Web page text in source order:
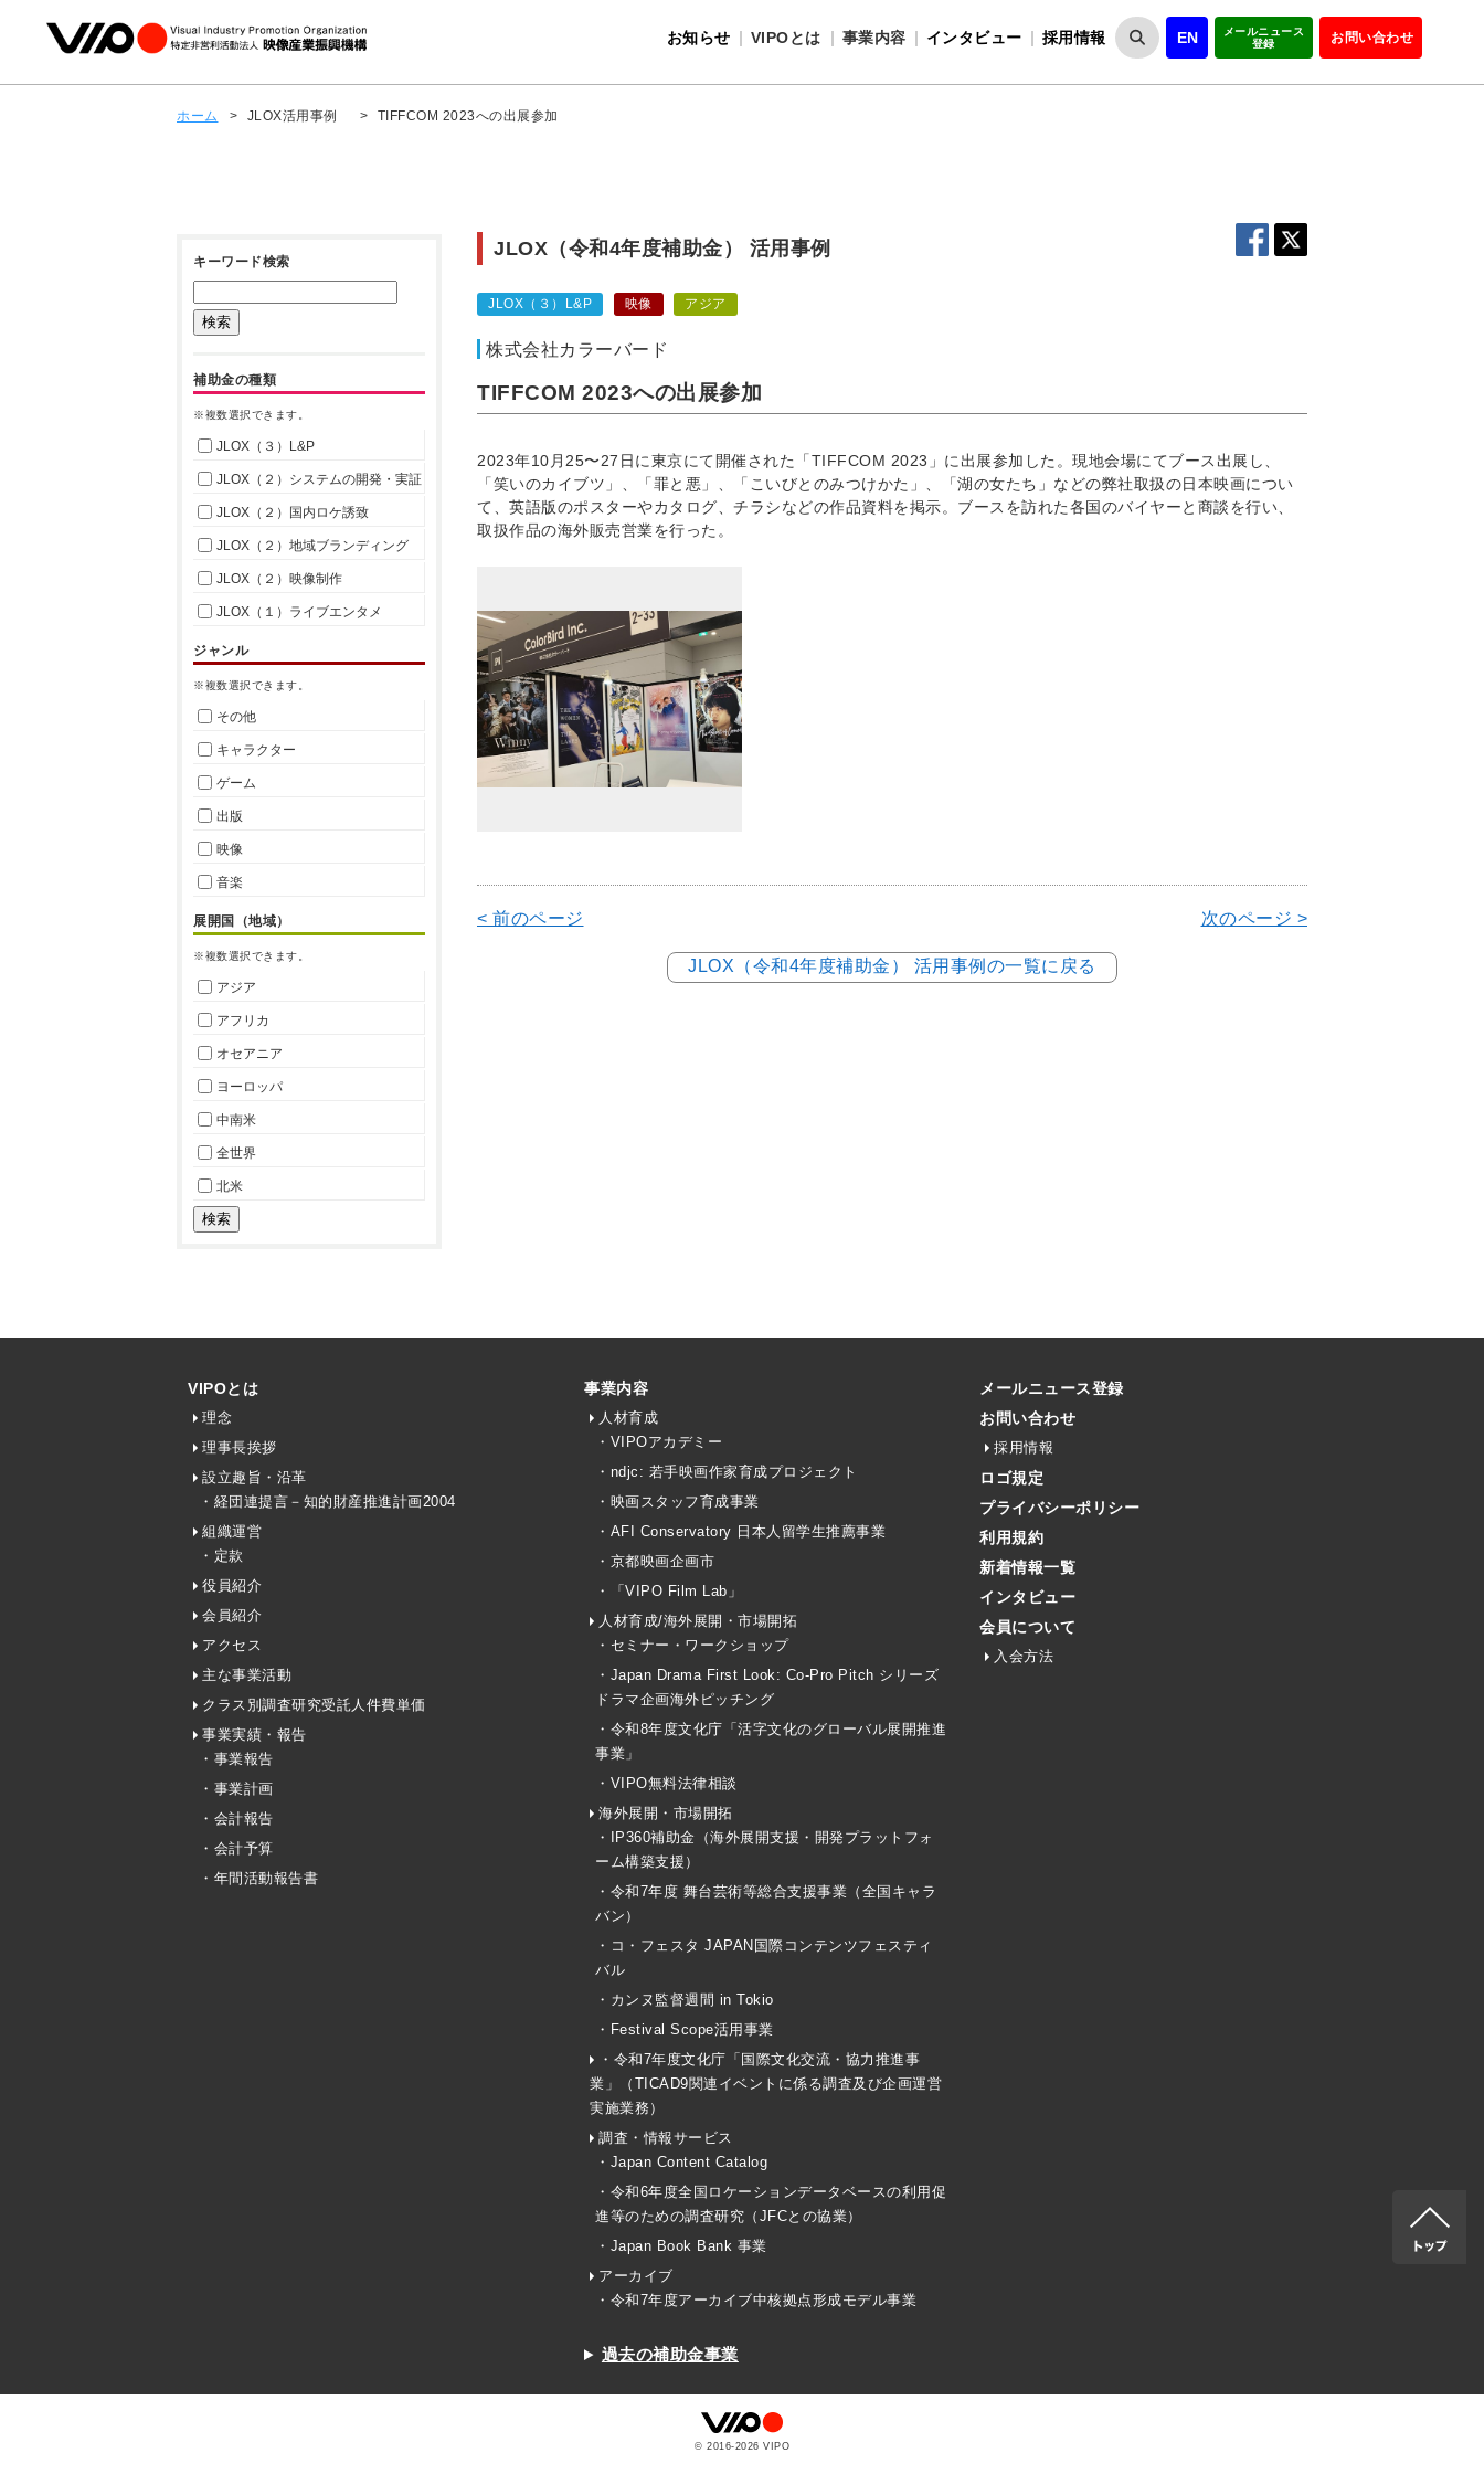
お知らせ VIPOとは
VIPOとは
事業内容
インタビュー 採用情報 EN
メールニュース
登録
お問い合わせ
ホーム > JLOX活用事例 > TIFFCOM 2023への出展参加
JLOX（令和4年度補助金） 活用事例
JLOX（３）L&P 映像 アジア
株式会社カラーバード
TIFFCOM 2023への出展参加
2023年10月25〜27日に東京にて開催された「TIFFCOM 2023」に出展参加した。現地会場にてブース出展し、
「笑いのカイブツ」、「罪と悪」、「こいびとのみつけかた」、「湖の女たち」などの弊社取扱の日本映画につい
て、英語版のポスターやカタログ、チラシなどの作品資料を掲示。ブースを訪れた各国のバイヤーと商談を行い、
取扱作品の海外販売営業を行った。
< 前のページ 次のページ >
JLOX（令和4年度補助金） 活用事例の一覧に戻る
キーワード検索
補助金の種類
※複数選択できます。
JLOX（３）L&P
JLOX（２）システムの開発・実証
JLOX（２）国内ロケ誘致
JLOX（２）地域ブランディング
JLOX（２）映像制作
JLOX（１）ライブエンタメ
ジャンル
※複数選択できます。
その他
キャラクター
ゲーム
出版
映像
音楽
展開国（地域）
※複数選択できます。
アジア
アフリカ
オセアニア
ヨーロッパ
中南米
全世界
北米
VIPOとは
理念
理事長挨拶
設立趣旨・沿革
・経団連提言－知的財産推進計画2004
組織運営
・定款
役員紹介
会員紹介
アクセス
主な事業活動
クラス別調査研究受託人件費単価
事業実績・報告
・事業報告
・事業計画
・会計報告
・会計予算
・年間活動報告書
事業内容
人材育成
・VIPOアカデミー
・ndjc: 若手映画作家育成プロジェクト
・映画スタッフ育成事業
・AFI Conservatory 日本人留学生推薦事業
・京都映画企画市
・「VIPO Film Lab」
人材育成/海外展開・市場開拓
・セミナー・ワークショップ
・Japan Drama First Look: Co-Pro Pitch シリーズ
ドラマ企画海外ピッチング
・令和8年度文化庁「活字文化のグローバル展開推進
事業」
・VIPO無料法律相談
海外展開・市場開拓
・IP360補助金（海外展開支援・開発プラットフォ
ーム構築支援）
・令和7年度 舞台芸術等総合支援事業（全国キャラ
バン）
・コ・フェスタ JAPAN国際コンテンツフェスティ
バル
・カンヌ監督週間 in Tokio
・Festival Scope活用事業
・令和7年度文化庁「国際文化交流・協力推進事
業」（TICAD9関連イベントに係る調査及び企画運営
実施業務）
調査・情報サービス
・Japan Content Catalog
・令和6年度全国ロケーションデータベースの利用促
進等のための調査研究（JFCとの協業）
・Japan Book Bank 事業
アーカイブ
・令和7年度アーカイブ中核拠点形成モデル事業
過去の補助金事業
メールニュース登録
お問い合わせ
採用情報
ロゴ規定
プライバシーポリシー
利用規約
新着情報一覧
インタビュー
会員について
入会方法
© 2016-2026 VIPO